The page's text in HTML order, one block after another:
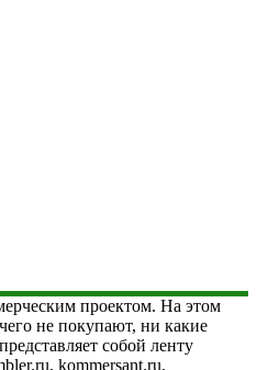
проектом. На этом
не покупают, ни какие
собой ленту
kommersant.ru,